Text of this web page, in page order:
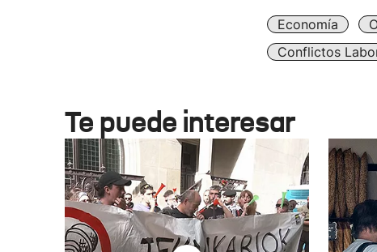
Economía
Conflictos
Te puede interesar